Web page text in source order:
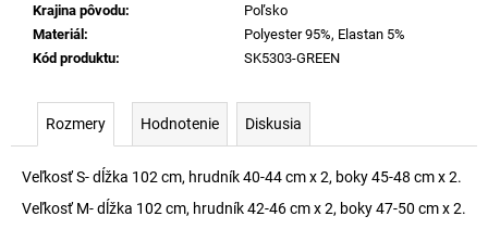
Krajina pôvodu:
Poľsko
Materiál :
Polyester 95%, Elastan 5%
Kód produktu: SK5303-GREEN
Rozmery Hodnotenie Diskusia
Veľkosť S- dĺžka 102 cm, hrudník 40-44 cm x 2, boky 45-48 cm x 2.
Veľkosť M- dĺžka 102 cm, hrudník 42-46 cm x 2, boky 47-50 cm x 2.